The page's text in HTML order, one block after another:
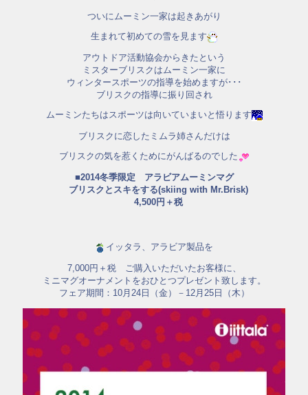
ついにムーミン一家は起きあがり
生まれて初めての雪を見ます
アウトドア活動協会からきたという
ミスターブリスクはムーミン一家に
ウィンタースポーツの指導を始めますが･･･
ブリスクの指導に振り回され
ムーミンたちはスポーツは向いていまいと悟ります
ブリスクに恋したミムラ姉さんだけは
ブリスクの気を惹くためにがんばるのでした
■2014冬季限定 アラビアムーミンマグ
ブリスクとスキをする(skiing with Mr.Brisk)
4,500円＋税
イッタラ、アラビア製品を
7,000円＋税 ご購入いただいたお客様に、
ミニマグオーナメントをおひとつプレゼント致します。
フェア期間：10月24日（金）－12月25日（木）